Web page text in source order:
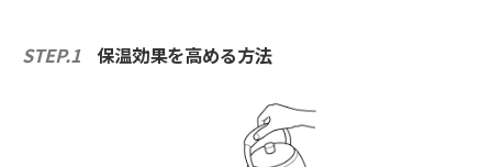
STEP.1 保温効果を高める方法